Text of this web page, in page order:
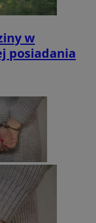
w
posiadania